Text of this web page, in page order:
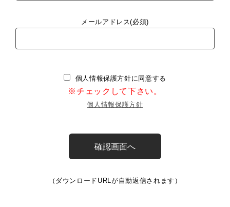
メールアドレス(必須)
個人情報保護方針に同意する
※チェックして下さい。
個人情報保護方針
（ダウンロードURLが自動返信されます）